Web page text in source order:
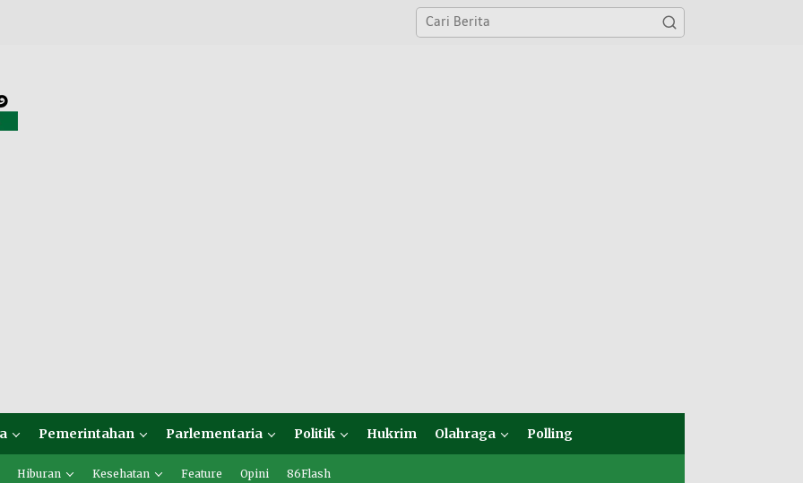
Pemerintahan Parlementaria Politik Hukrim Olahraga Polling
Hiburan Kesehatan Feature Opini 86Flash